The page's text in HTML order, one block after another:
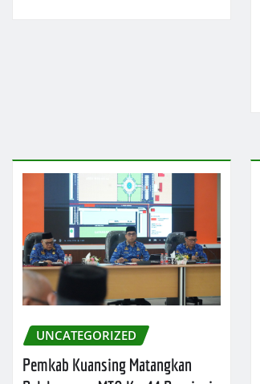
UNCATEGORIZED
Pemkab Kuansing Matangkan